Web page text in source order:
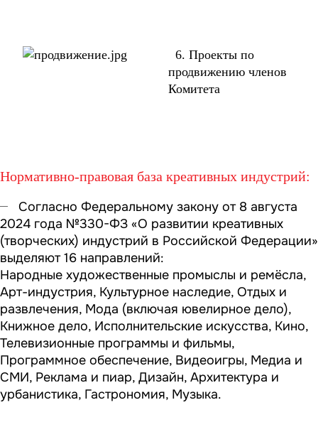
6. Проекты по
продвижению членов
Комитета
Нормативно-правовая база креативных индустрий:
Согласно Федеральному закону от 8 августа
2024 года №330-ФЗ «О развитии креативных
(творческих) индустрий в Российской Федерации»
выделяют 16 направлений:
Народные художественные промыслы и ремёсла,
Арт-индустрия, Культурное наследие, Отдых и
развлечения, Мода (включая ювелирное дело),
Книжное дело, Исполнительские искусства, Кино,
Телевизионные программы и фильмы,
Программное обеспечение, Видеоигры, Медиа и
СМИ, Реклама и пиар, Дизайн, Архитектура и
урбанистика, Гастрономия, Музыка.